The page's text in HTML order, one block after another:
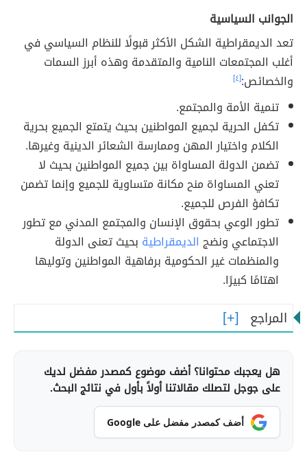
الجوانب السياسية
تعد الديمقراطية الشكل الأكثر قبولًا للنظام السياسي في
أغلب المجتمعات النامية والمتقدمة وهذه أبرز السمات
والخصائص:[٤]
تنمية الأمة والمجتمع.
تكفل الحرية لجميع المواطنين بحيث يتمتع الجميع بحرية
الكلام واختيار المهن وممارسة الشعائر الدينية وغيرها.
تضمن الدولة المساواة بين جميع المواطنين بحيث لا
تعني المساواة منح مكانة متساوية للجميع وإنما تضمن
تكافؤ الفرص للجميع.
تطور الوعي بحقوق الإنسان والمجتمع المدني مع تطور
الاجتماعي ونضج الديمقراطية بحيث تعنى الدولة
والمنظمات غير الحكومية برفاهية المواطنين وتوليها
اهتامًا كبيرًا.
المراجع
هل يعجبك محتوانا؟ أضف موضوع كمصدر مفضل لديك
على جوجل لتصلك مقالاتنا أولاً بأول في نتائج البحث.
أضف كمصدر مفضل على Google